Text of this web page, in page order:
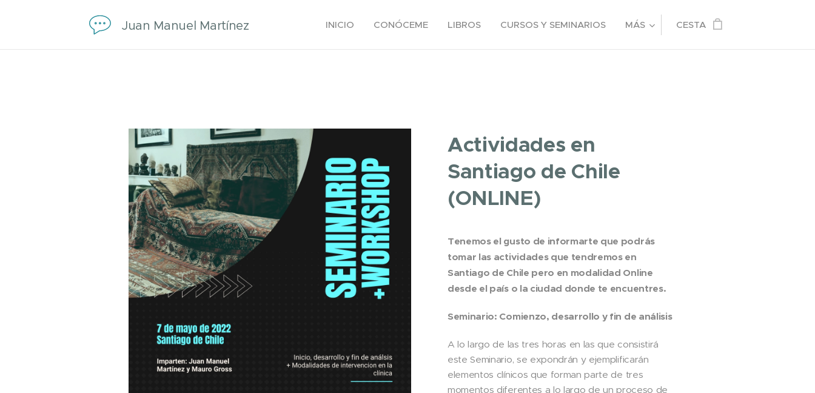
Juan Manuel Martínez INICIO CONÓCEME LIBROS CURSOS Y SEMINARIOS MÁS CESTA
Actividades en
Santiago de Chile
(ONLINE)
Tenemos el gusto de informarte que podrás
tomar las actividades que tendremos en
Santiago de Chile pero en modalidad Online
desde el país o la ciudad donde te encuentres.
Seminario: Comienzo, desarrollo y fin de análisis
A lo largo de las tres horas en las que consistirá
este Seminario, se expondrán y ejemplificarán
elementos clínicos que forman parte de tres
momentos diferentes a lo largo de un proceso de